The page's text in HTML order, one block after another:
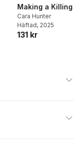
Making a Killing
Cara Hunter
Häftad, 2025
131 kr